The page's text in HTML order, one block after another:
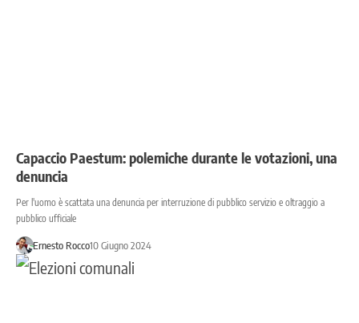
Capaccio Paestum: polemiche durante le votazioni, una
denuncia
Per l'uomo è scattata una denuncia per interruzione di pubblico servizio e oltraggio a
pubblico ufficiale
Ernesto Rocco10 Giugno 2024